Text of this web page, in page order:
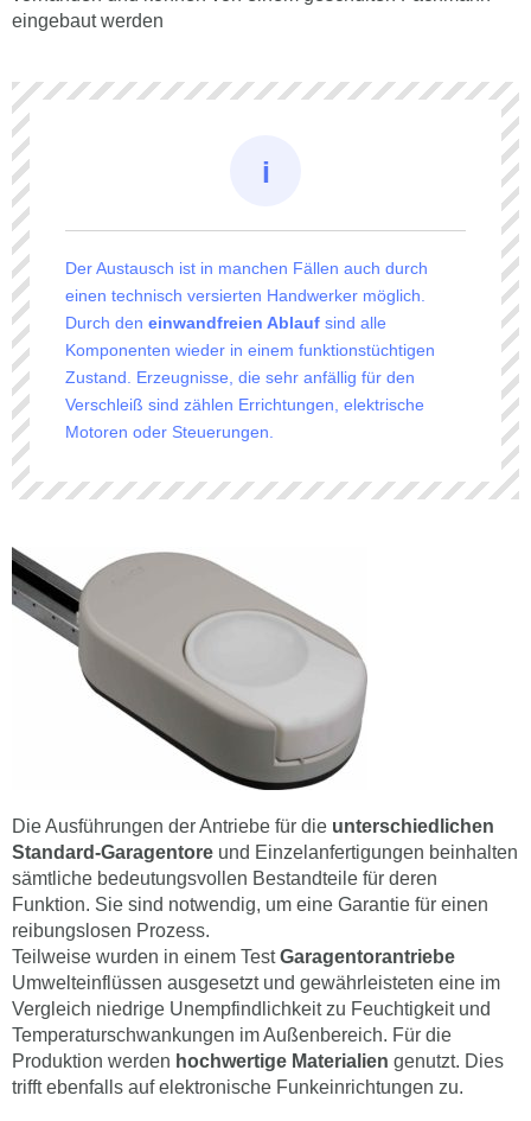
eingebaut werden
Der Austausch ist in manchen Fällen auch durch
einen technisch versierten Handwerker möglich.
Durch den einwandfreien Ablauf sind alle
Komponenten wieder in einem funktionstüchtigen
Zustand. Erzeugnisse, die sehr anfällig für den
Verschleiß sind zählen Errichtungen, elektrische
Motoren oder Steuerungen.
Die Ausführungen der Antriebe für die unterschiedlichen
Standard-Garagentore und Einzelanfertigungen beinhalten
sämtliche bedeutungsvollen Bestandteile für deren
Funktion. Sie sind notwendig, um eine Garantie für einen
reibungslosen Prozess.
Teilweise wurden in einem TestGaragentorantriebe
Umwelteinflüssen ausgesetzt und gewährleisteten eine im
Vergleich niedrige Unempfindlichkeit zu Feuchtigkeit und
Temperaturschwankungen im Außenbereich. Für die
Produktion werden hochwertige Materialien genutzt. Dies
trifft ebenfalls auf elektronische Funkeinrichtungen zu.